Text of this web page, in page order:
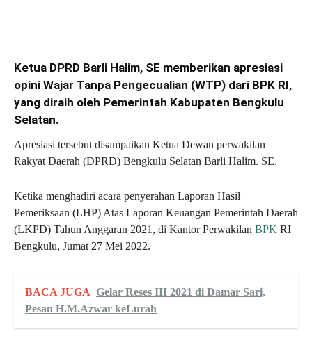
Ketua DPRD Barli Halim, SE memberikan apresiasi
opini Wajar Tanpa Pengecualian (WTP) dari BPK RI,
yang diraih oleh Pemerintah Kabupaten Bengkulu
Selatan.
Apresiasi tersebut disampaikan Ketua Dewan perwakilan
Rakyat Daerah (DPRD) Bengkulu Selatan Barli Halim. SE.
Ketika menghadiri acara penyerahan Laporan Hasil
Pemeriksaan (LHP) Atas Laporan Keuangan Pemerintah Daerah
(LKPD) Tahun Anggaran 2021, di Kantor Perwakilan BPK RI
Bengkulu, Jumat 27 Mei 2022.
BACA JUGA Gelar Reses III 2021 di Damar Sari,
Pesan H.M.Azwar keLurah